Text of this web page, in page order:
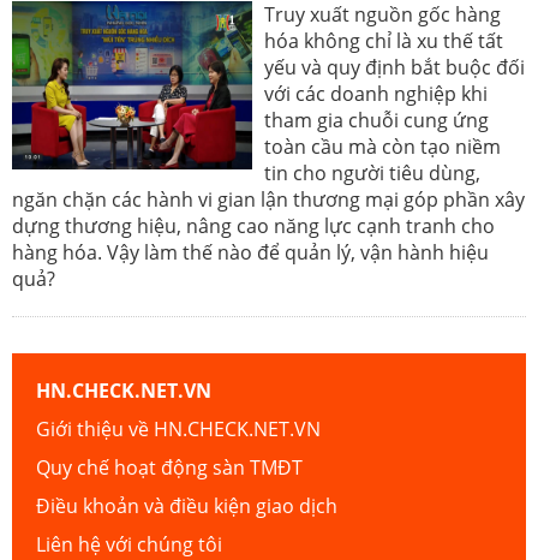
Truy xuất nguồn gốc hàng
hóa không chỉ là xu thế tất
yếu và quy định bắt buộc đối
với các doanh nghiệp khi
tham gia chuỗi cung ứng
toàn cầu mà còn tạo niềm
tin cho người tiêu dùng,
ngăn chặn các hành vi gian lận thương mại góp phần xây
dựng thương hiệu, nâng cao năng lực cạnh tranh cho
hàng hóa. Vậy làm thế nào để quản lý, vận hành hiệu
quả?
HN.CHECK.NET.VN
Giới thiệu về HN.CHECK.NET.VN
Quy chế hoạt động sàn TMĐT
Điều khoản và điều kiện giao dịch
Liên hệ với chúng tôi